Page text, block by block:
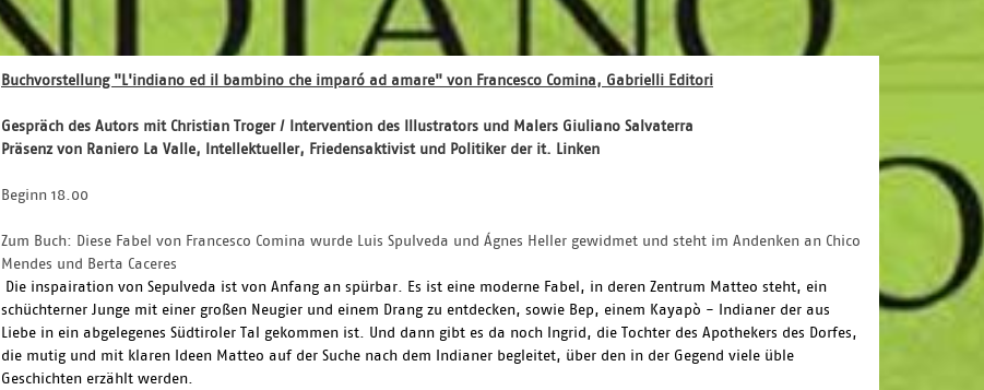
Buchvorstellung "L'indiano ed il bambino che imparó ad amare" von Francesco Comina, Gabrielli Editori
Gespräch des Autors mit Christian Troger / Intervention des Illustrators und Malers Giuliano Salvaterra
Präsenz von Raniero La Valle, Intellektueller, Friedensaktivist und Politiker der it. Linken
Beginn 18.00
Zum Buch: Diese Fabel von Francesco Comina wurde Luis Spulveda und Ágnes Heller gewidmet und steht im Andenken an Chico
Mendes und Berta Caceres
Die inspairation von Sepulveda ist von Anfang an spürbar. Es ist eine moderne Fabel, in deren Zentrum Matteo steht, ein
schüchterner Junge mit einer großen Neugier und einem Drang zu entdecken, sowie Bep, einem Kayapò - Indianer der aus
Liebe in ein abgelegenes Südtiroler Tal gekommen ist. Und dann gibt es da noch Ingrid, die Tochter des Apothekers des Dorfes,
die mutig und mit klaren Ideen Matteo auf der Suche nach dem Indianer begleitet, über den in der Gegend viele üble
Geschichten erzählt werden.